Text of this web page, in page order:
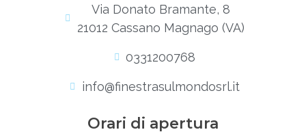
Via Donato Bramante, 8
21012 Cassano Magnago (VA)
0331200768
info@finestrasulmondosrl.it
Orari di apertura